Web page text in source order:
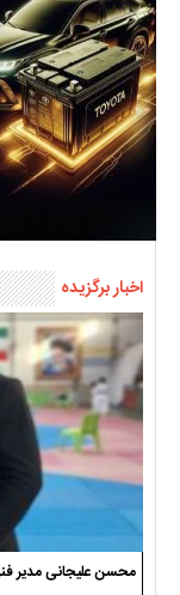
اخبار برگزیده
محسن علیجانی مدیر